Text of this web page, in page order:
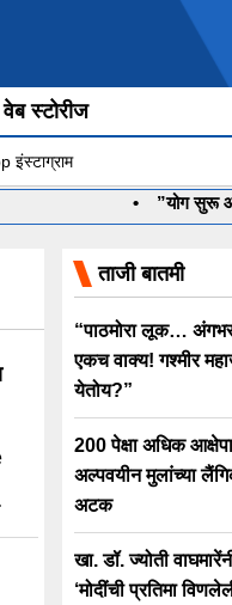
वेब स्टोरीज
इंस्टाग्राम
”योग सुरू आहे
ताजी बातमी
“पाठमोरा लूक…
एकच वाक्य! गश्मीर
येतोय?”
200 पेक्षा अधिक
अल्पवयीन मुलांच्या
अटक
खा. डॉ. ज्योती
‘मोदींची प्रतिमा